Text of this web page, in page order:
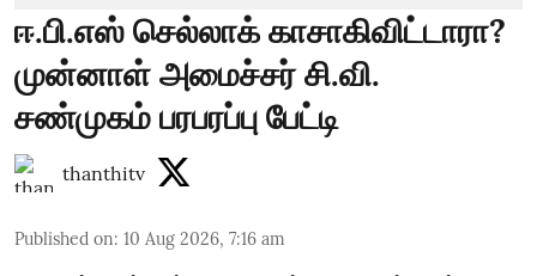
ஈ.பி.எஸ் செல்லாக் காசாகிவிட்டாரா?
முன்னாள் அமைச்சர் சி.வி.
சண்முகம் பரபரப்பு பேட்டி
thanthitv
Published on: 10 Aug 2026, 7:16 am